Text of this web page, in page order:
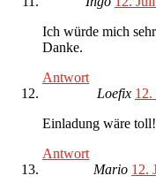
Ich würde mich
Danke.
Antwort
Loefix 12.
Einladung wäre
Antwort
Mario 12.